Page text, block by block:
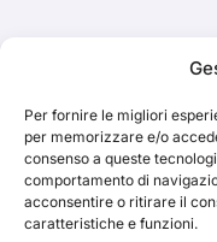
Per fornire le migliori
per memorizzare e/o
consenso a queste
comportamento di
acconsentire o ritirare il
caratteristiche e funzioni.